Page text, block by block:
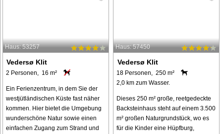
Haus: 53257
Vedersø Klit
2 Personen, 16 m²
Ein Ferienzentrum, in dem Sie der
westjütländischen Küste fast näher
kommen. Hier bietet die Umgebung
wunderschöne Natur sowie einen
einfachen Zugang zum Strand und
Haus: 57450
Vedersø Klit
18 Personen, 250 m²
2,0 km zum Wasser.
Dieses 250 m² große, reetgedeckte
Backsteinhaus steht auf einem 3.500
m² großen Naturgrundstück, wo es
für die Kinder eine Hüpfburg,